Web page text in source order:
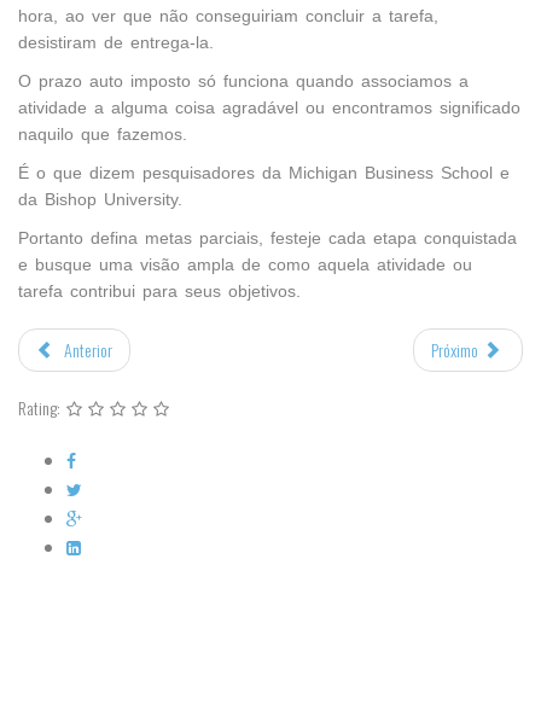
hora, ao ver que não conseguiriam concluir a tarefa,
desistiram de entrega-la.
O prazo auto imposto só funciona quando associamos a
atividade a alguma coisa agradável ou encontramos significado
naquilo que fazemos.
É o que dizem pesquisadores da Michigan Business School e
da Bishop University.
Portanto defina metas parciais, festeje cada etapa conquistada
e busque uma visão ampla de como aquela atividade ou
tarefa contribui para seus objetivos.
Anterior Próximo
Rating: